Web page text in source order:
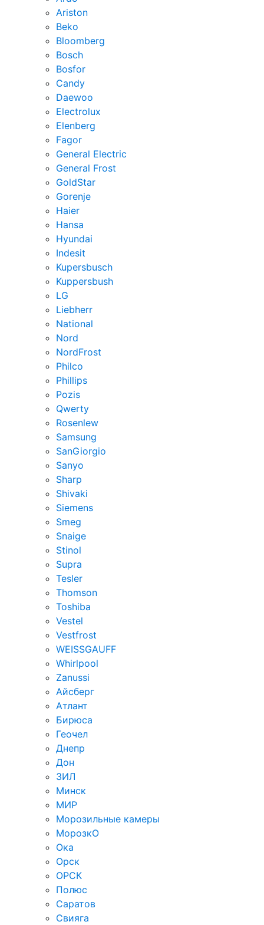
Ariston
Beko
Bloomberg
Bosch
Bosfor
Candy
Daewoo
Electrolux
Elenberg
Fagor
General Electric
General Frost
GoldStar
Gorenje
Haier
Hansa
Hyundai
Indesit
Kupersbusch
Kuppersbush
LG
Liebherr
National
Nord
NordFrost
Philco
Phillips
Pozis
Qwerty
Rosenlew
Samsung
SanGiorgio
Sanyo
Sharp
Shivaki
Siemens
Smeg
Snaige
Stinol
Supra
Tesler
Thomson
Toshiba
Vestel
Vestfrost
WEISSGAUFF
Whirlpool
Zanussi
Айсберг
Атлант
Бирюса
Геочел
Днепр
Дон
ЗИЛ
Минск
МИР
Морозильные камеры
МорозкО
Ока
Орск
ОРСК
Полюс
Саратов
Свияга